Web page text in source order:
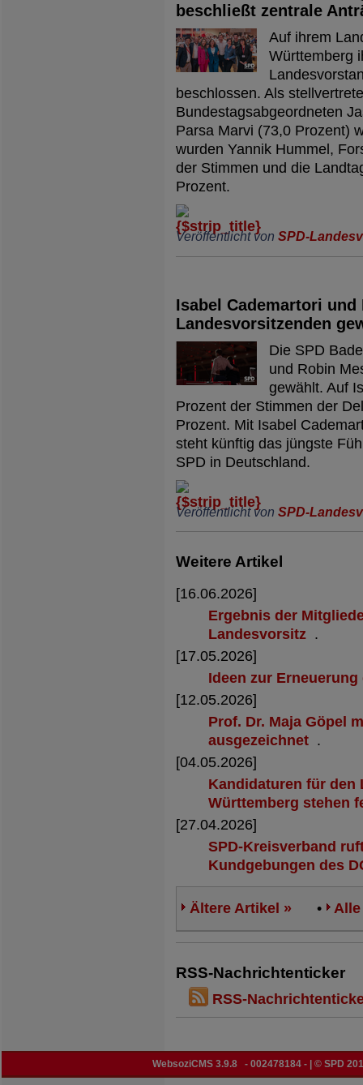
beschließt zentrale
Auf ihrem
Württemberg
beschlossen. Als
Bundestagsabgeordneten
Parsa Marvi (73,0 Prozent)
wurden Yannik Hummel,
der Stimmen und die
Prozent.
Veröffentlicht von SPD-
Isabel Cademartori und
Landesvorsitzenden
Die SPD
und Robin
gewählt. Auf
Prozent der Stimmen der
Prozent. Mit Isabel
steht künftig das jüngste
SPD in Deutschland.
Veröffentlicht von SPD-
Weitere Artikel
[16.06.2026]
Ergebnis der
Landesvorsitz .
[17.05.2026]
Ideen zur Erneuerung
[12.05.2026]
Prof. Dr. Maja Göpel
ausgezeichnet .
[04.05.2026]
Kandidaturen für den
Württemberg stehen
[27.04.2026]
SPD-Kreisverband
Kundgebungen des
Ältere Artikel » •
RSS-Nachrichtenticker
RSS-
WebsoziCMS 3.9.8 - 002478184 - | © SPD